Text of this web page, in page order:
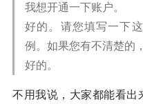
我想开通一下账户。
好的。请您填写一下
例。如果您有不清楚的
好的。
不用我说，大家都能看出